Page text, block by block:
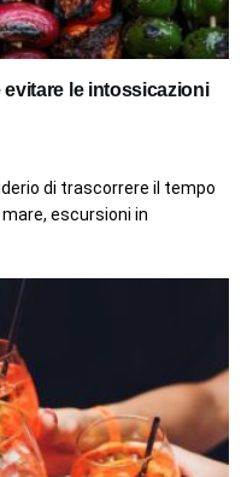
evitare le intossicazioni
di trascorrere il tempo
escursioni in